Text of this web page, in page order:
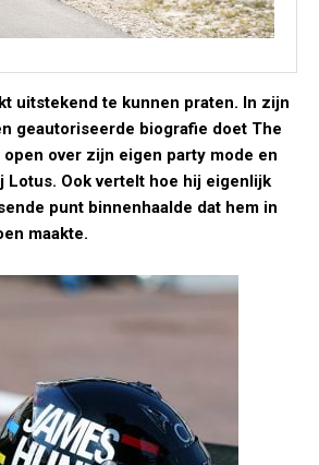
uitstekend te kunnen praten. In zijn
geautoriseerde biografie doet The
over zijn eigen party mode en
Lotus. Ook vertelt hoe hij eigenlijk
punt binnenhaalde dat hem in
maakte.